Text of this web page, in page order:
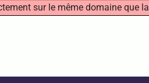
sur le même domaine que